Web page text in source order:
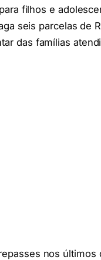
filhos e
seis parcelas de
das famílias
nos últimos